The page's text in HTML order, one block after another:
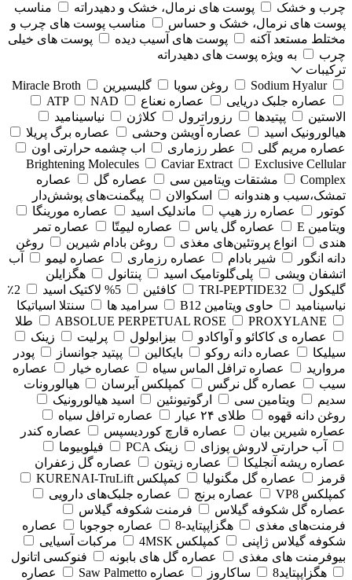
چرب و خشک
پوست های نرمال، خشک و دهیدراته
مناسب
پوست های نرمال، خشک و حساس
مناسب پوست های چرب و
مختلط مستعد آکنه
پوست های آسیب دیده
پوست های خیلی
چرب
به ویژه پوست های دهیدراته
ترکیبات
Sodium Hyalur
روغن سویا گلیسیرین
Miracle Broth
عصاره جلبک دریایی
عصاره نعناع ATP
NAD
الاستین
پپتیدها رزوراترول کلاژن
⁠نیاسینامید
هیالورونیک اسید
عصاره آویشن وحشی
عصاره برگ پریلا
عصاره مریم گلی
عطر رزماری
اب چشمه حرارتی اون
Brightening Molecules
Caviar Extract
Exclusive Cellular
Complex
مشتقات ویتامین سی عصاره گل
عصاره
تمشک،سیب و هندوانه
اسکوالان
پیگمنت‌های پوشش‌دار
کوتور
عصاره رز هیپ ماندلیک اسید
عصاره مورینگا
ویتامین E
عصاره گل یاس عصاره لیمِتّا
عصاره تمر
هندی
انواع پروتئین‌های مغذی روغن بادام شیرین
روغن
دانه انگور
شیر بادام عصاره رزماری عصاره لیمو
آب
اتشفان ویشی
پلی‌گلوتامیک اسید پنتانول
هگزایلن
گلیکول
TRI-PEPTIDE32 کافئین 5% لاکتیک اسید
2٪
نیاسینامید
حاوی ویتامین B12 سرامید ها
سنتلا اسیاتیکا
ABSOLUE PERPETUAL ROSE
PROXYLANE
طلا
عصاره ی کاکائو و آواکادو
بیزابولول پرلیت
زینک
سیلیکا
عصاره دانه روکو بایکالین پپتید جوانساز
پودر
مروارید
عصاره ترافل الماس سیاه عصاره خیار
عصاره
سیب
عصاره گل نرگس کمپلکس آبرسان
هیالورونات
سدیم
ویتامین سی ارگوتیونئین
اسید هیالورونیک
روغن دانه قهوه
طلای ۲۴ عیار
عصاره ترافل سیاه
عصاره شیرین بیان
عصاره قارچ کوردیسپس
عصاره کندر
آب حرارتی لاروش پوزای
زینک PCA
فیلوبیوما
عصاره ریشه آنجلیکا
عصاره زیتون
عصاره گل زعفران
قرمز
عصاره گل مگنولیا
کمپلکس KURENAI-TruLift
کمپلکس VP8
عصاره برنج
عصاره جلبک‌های دارویی
عصاره گل شکوفه گیلاس
فرمنت شکوفه گیلاس
فرمنت‌های مغذی
هگزاپپتاید-8 عصاره جوجوبا
عصاره
شکوفه گیلاس ژاپنی
کمپلکس 4MSK
مرکبات آسیایی
بیوفرمنت های مغذی
عصاره گل های بابونه
فنوکسی اتانول
هگزاپپتاید8
ساکاروز عصاره Saw Palmetto
عصاره